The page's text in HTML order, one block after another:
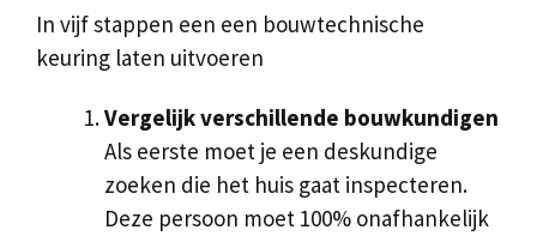
In vijf stappen een een bouwtechnische
keuring laten uitvoeren
Vergelijk verschillende bouwkundigen
Als eerste moet je een deskundige
zoeken die het huis gaat inspecteren.
Deze persoon moet 100% onafhankelijk